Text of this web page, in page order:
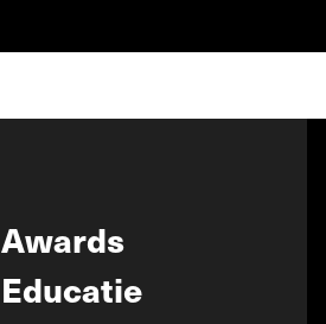
Awards
Educatie